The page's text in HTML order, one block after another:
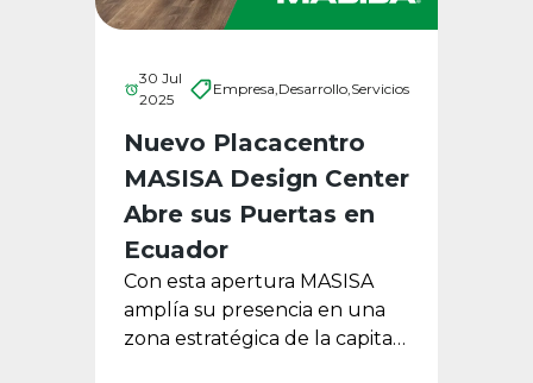
30 Jul
2025
Empresa,Desarrollo,Servicios
Nuevo Placacentro
MASISA Design Center
Abre sus Puertas en
Ecuador
Con esta apertura MASISA
amplía su presencia en una
zona estratégica de la capital